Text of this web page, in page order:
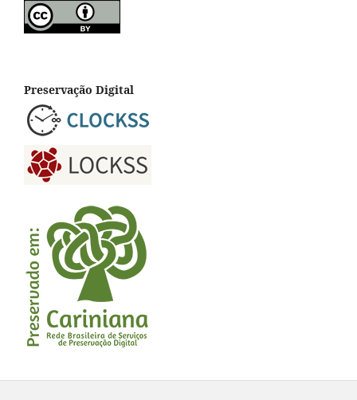
Preservação Digital